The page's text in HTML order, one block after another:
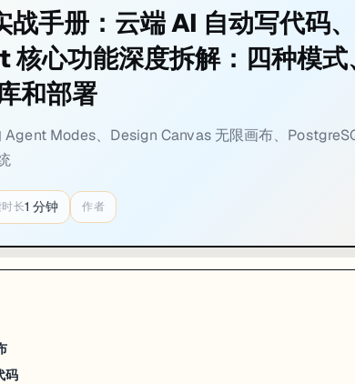
手册：云端 AI 自动写代码
心功能深度拆解：四种模
和部署
Modes、Design Canvas 无限画布、
长1 分钟 作者
码